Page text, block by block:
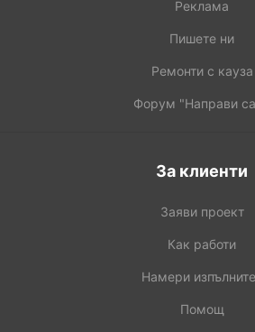
Реклама
Пишете ни
Ремонти с кауза
Форум "Направи
За клиенти
Заяви проект
Как работи
Намери
Помощ